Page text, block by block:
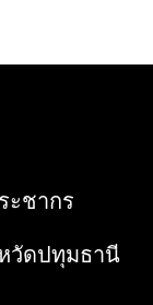
ะชากร
วัดปทุมธานี